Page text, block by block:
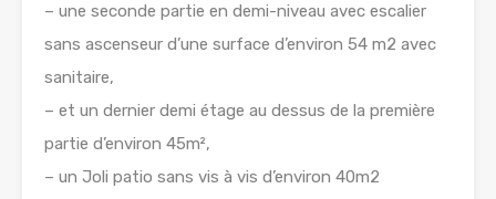
– une seconde partie en demi-niveau avec escalier
sans ascenseur d’une surface d’environ 54 m2 avec
sanitaire,
– et un dernier demi étage au dessus de la première
partie d’environ 45m²,
– un Joli patio sans vis à vis d’environ 40m2